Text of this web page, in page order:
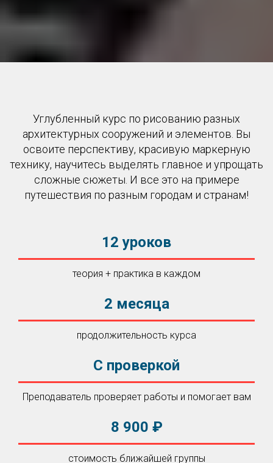
Углубленный курс по рисованию разных
архитектурных сооружений и элементов. Вы
освоите перспективу, красивую маркерную
технику, научитесь выделять главное и упрощать
сложные сюжеты. И все это на примере
путешествия по разным городам и странам!
12 уроков
теория + практика в каждом
2 месяца
продолжительность курса
С проверкой
Преподаватель проверяет работы и помогает вам
8 900 ₽
стоимость ближайшей группы